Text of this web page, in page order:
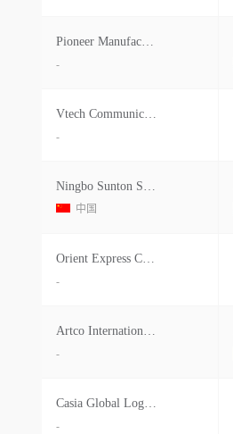
Pioneer Manufacturing
-
Vtech Communications (malaysia) Sdn
-
Ningbo Sunton Supply Chain Manageme
中国
Orient Express Container
-
Artco International Electronics
-
Casia Global Logistics
-